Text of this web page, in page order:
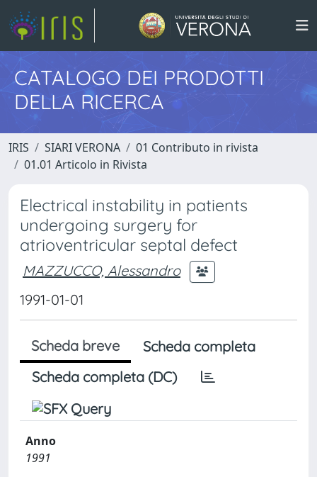
CATALOGO DEI PRODOTTI
DELLA RICERCA
IRIS SIARI VERONA
01 Contributo in rivista
01.01 Articolo in Rivista
Electrical instability in patients
undergoing surgery for
atrioventricular septal defect
MAZZUCCO, Alessandro
1991-01-01
Scheda breve
Scheda completa
Scheda completa (DC)
Anno
1991